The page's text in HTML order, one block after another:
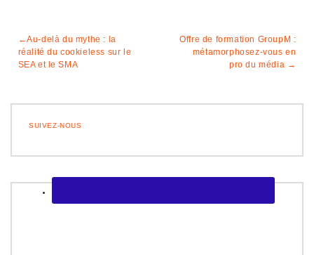
Navigation
de
Au-delà du mythe : la
réalité du cookieless sur le
SEA et le SMA
Offre de formation GroupM :
métamorphosez-vous en
pro du média
SUIVEZ-NOUS